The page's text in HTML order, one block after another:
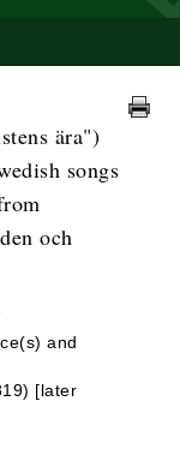
ära")
songs
och
and
[later